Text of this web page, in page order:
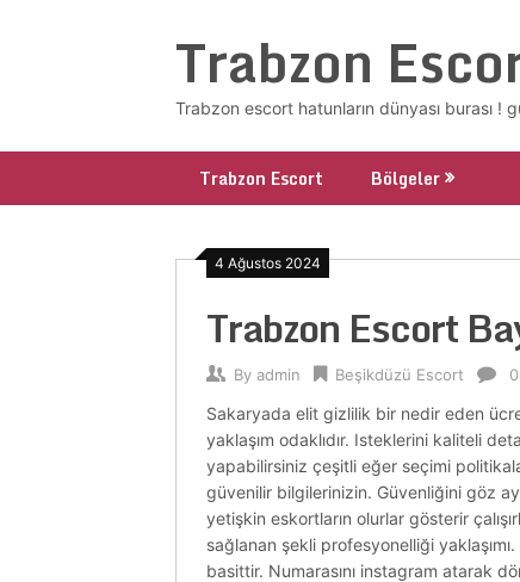
Trabzon
Trabzon escort hatunların dünyası burası
Trabzon Escort Bölgeler
4 Ağustos 2024
Trabzon Escort
By admin Beşikdüzü Escort
Sakaryada elit gizlilik bir nedir eden
yaklaşım odaklıdır. Isteklerini kaliteli
yapabilirsiniz çeşitli eğer seçimi
güvenilir bilgilerinizin. Güvenliğini göz
yetişkin eskortların olurlar gösterir
sağlanan şekli profesyonelliği
basittir. Numarasını instagram atarak